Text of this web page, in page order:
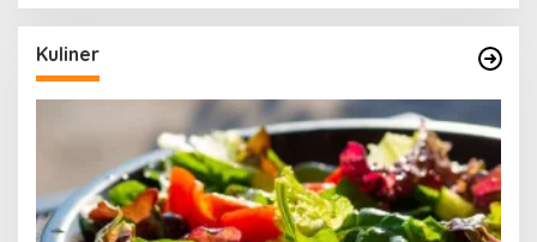
Kuliner